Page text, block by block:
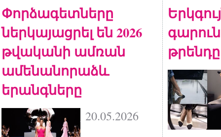
Փորձագետները
ներկայացրել են 2026
թվականի ամռան
ամենանորաձև
երանգները
20.05.2026
թրենդը